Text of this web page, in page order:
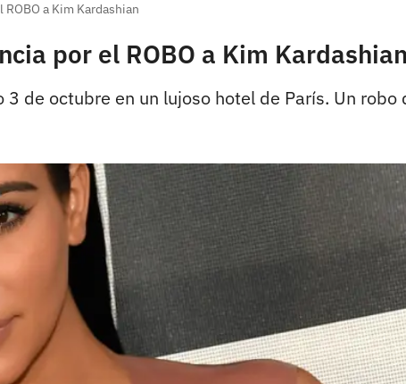
a Kim Kardashian
por el ROBO a Kim
de octubre en un lujoso hotel de París. Un